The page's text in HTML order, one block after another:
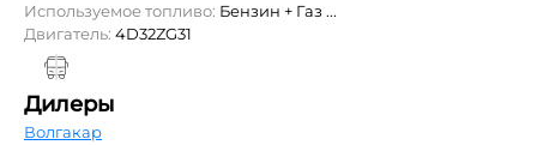
Используемое топливо: Бензин + Газ ...
Двигатель: 4D32ZG31
Дилеры
Волгакар